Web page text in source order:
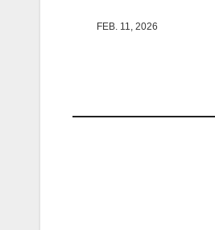
FEB. 11, 2026